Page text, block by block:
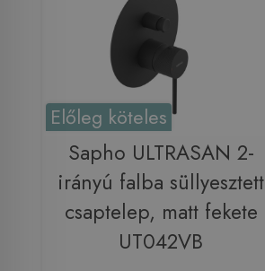
Előleg köteles
Sapho ULTRASAN 2-
irányú falba süllyesztett
csaptelep, matt fekete
UT042VB